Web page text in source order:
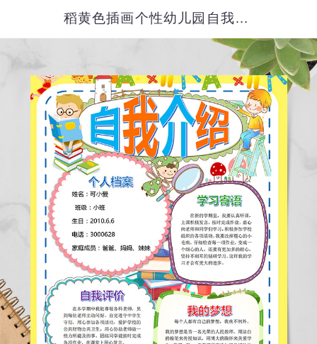
稻黄色插画个性幼儿园自我介绍简历